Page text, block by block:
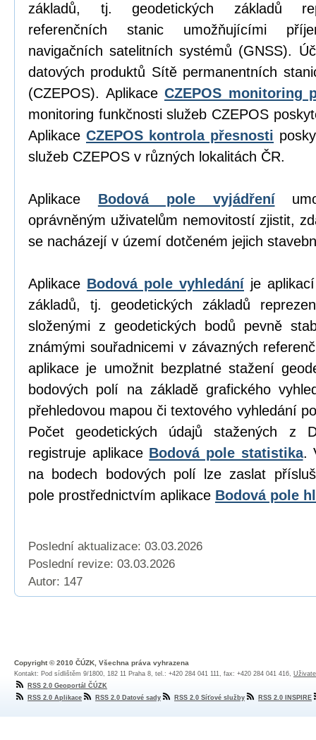
základů, tj. geodetických základů
referenčních stanic umožňujícími
navigačních satelitních systémů (GNSS).
datových produktů Sítě permanentních
(CZEPOS). Aplikace CZEPOS monitoring
monitoring funkčnosti služeb CZEPOS
Aplikace CZEPOS kontrola přesnosti
služeb CZEPOS v různých lokalitách ČR.
Aplikace Bodová pole vyjádření
oprávněným uživatelům nemovitostí zjistit,
se nacházejí v území dotčeném jejich
Aplikace Bodová pole vyhledání je
základů, tj. geodetických základů
složenými z geodetických bodů pevně
známými souřadnicemi v závazných
aplikace je umožnit bezplatné stažení
bodových polí na základě grafického
přehledovou mapou či textového vyhledání
Počet geodetických údajů stažených z
registruje aplikace Bodová pole statistika.
na bodech bodových polí lze zaslat
pole prostřednictvím aplikace Bodová pole
Poslední aktualizace: 03.03.2026
Poslední revize: 03.03.2026
Autor: 147
Copyright © 2010 ČÚZK, Všechna práva vyhrazena
Kontakt: Pod sídlištěm 9/1800, 182 11 Praha 8, tel.: +420 284 041 111, fax: +420 284 041 416,
RSS 2.0 Geoportál ČÚZK
RSS 2.0 Aplikace
RSS 2.0 Datové sady RSS 2.0 Síťové služby RSS 2.0 INSPIRE